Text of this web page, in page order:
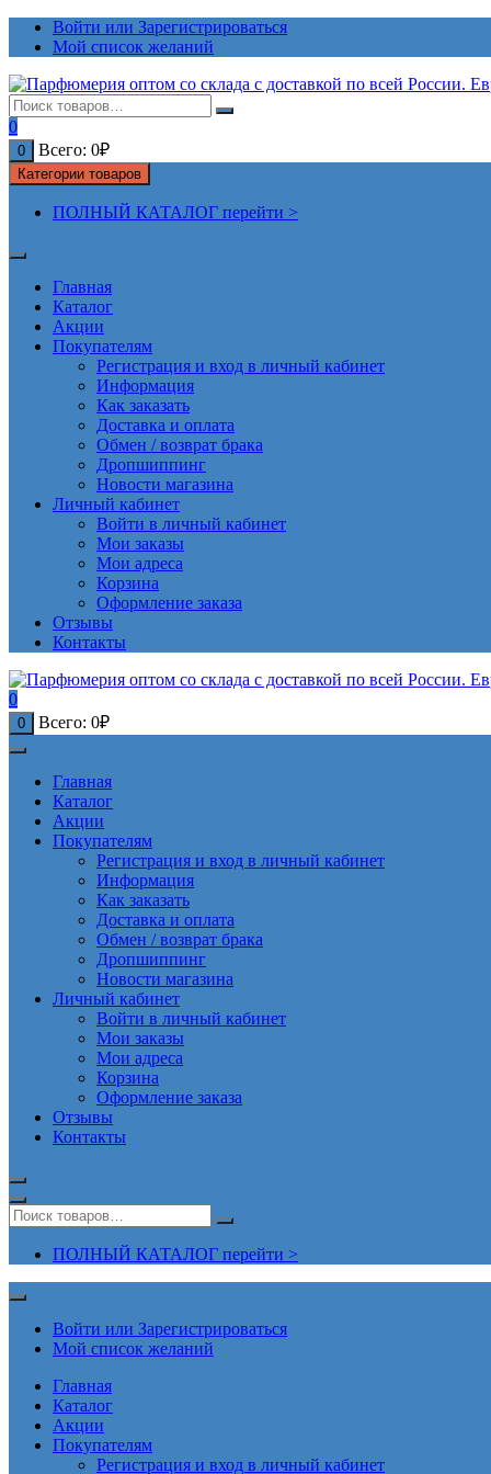
ПерейтиВойти или Зарегистрироваться
Мой список желаний
0
0 Всего: 0₽
Категории товаров
ПОЛНЫЙ КАТАЛОГ перейти >
Главная
Каталог
Акции
Покупателям
Регистрация и вход в личный кабинет
Информация
Как заказать
Доставка и оплата
Обмен / возврат брака
Дропшиппинг
Новости магазина
Личный кабинет
Войти в личный кабинет
Мои заказы
Мои адреса
Корзина
Оформление заказа
Отзывы
Контакты
0
0 Всего: 0₽
Главная
Каталог
Акции
Покупателям
Регистрация и вход в личный кабинет
Информация
Как заказать
Доставка и оплата
Обмен / возврат брака
Дропшиппинг
Новости магазина
Личный кабинет
Войти в личный кабинет
Мои заказы
Мои адреса
Корзина
Оформление заказа
Отзывы
Контакты
ПОЛНЫЙ КАТАЛОГ перейти >
Войти или Зарегистрироваться
Мой список желаний
Главная
Каталог
Акции
Покупателям
Регистрация и вход в личный кабинет